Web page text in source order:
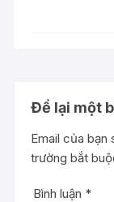
Để lại một
Email của bạn
trường bắt
Bình luận *